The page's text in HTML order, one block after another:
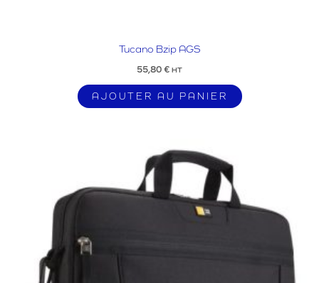
Tucano Bzip AGS
55,80 € HT
AJOUTER AU PANIER